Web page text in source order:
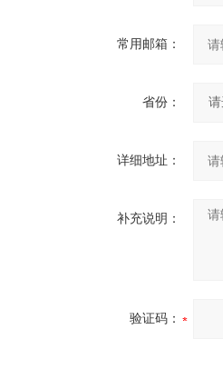
常用邮箱：
省份：
详细地址：
补充说明：
验证码：